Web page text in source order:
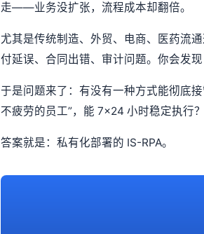
走——业务没扩张，流程成本却翻倍。
尤其是传统制造、外贸、电商、医药流
付延误、合同出错、审计问题。你会发
于是问题来了：有没有一种方式能彻底
不疲劳的员工”，能 7×24 小时稳定执行？
答案就是：私有化部署的 IS-RPA。